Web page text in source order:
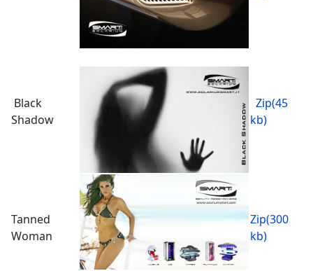
Black
Shadow
Zip(45
kb)
Tanned
Woman
Zip(300
kb)